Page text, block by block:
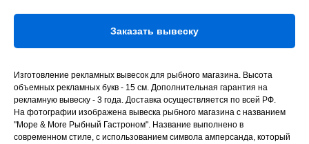
Заказать вывеску
Изготовление рекламных вывесок для рыбного магазина. Высота
объемных рекламных букв - 15 см. Дополнительная гарантия на
рекламную вывеску - 3 года. Доставка осуществляется по всей РФ.
На фотографии изображена вывеска рыбного магазина с названием
"Море & More Рыбный Гастроном". Название выполнено в
современном стиле, с использованием символа амперсанда, который